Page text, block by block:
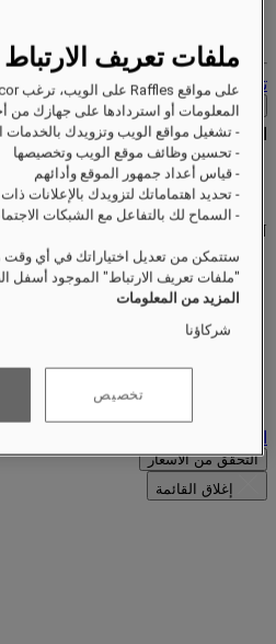
تسجيل الخروج
اتصل
الخدمات الخاصة Close menu
Find Your Local Number
HB5Q2@raffles.com
RESERVATION
‎+65 6032 4688‏
‎HB5Q2@raffles.com‏
Singapore 099947
التحقق من الأسعار
إغلاق القائمة
ملفات تعريف الارتباط
المعلومات أو استردادها على جهازك من
- تشغيل مواقع الويب وتزويدك بالخدمات
- تحسين وظائف موقع الويب وتخصيصها
- قياس أعداد جمهور الموقع وأدائهم
- تحديد اهتماماتك لتزويدك بالإعلانات
- السماح لك بالتفاعل مع الشبكات
ستتمكن من تعديل اختياراتك في أي وقت
"ملفات تعريف الارتباط" الموجود أسفل
المزيد من المعلومات
شركاؤنا
تخصيص